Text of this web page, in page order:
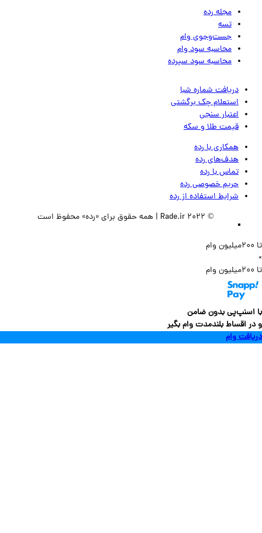
مجله رده
تسه
جست‌وجوی وام
محاسبه سود وام
محاسبه سود سپرده
دریافت شماره شبا
استعلام چک برگشتی
اعتبار سنجی
قیمت طلا و سکه
همکاری با رده
هدف‌های رده
تماس‌ با‌ رده
حریم خصوصی رده
شرایط استفاده از رده
بدون ضامن
بلندمدت وام بگیر
وام